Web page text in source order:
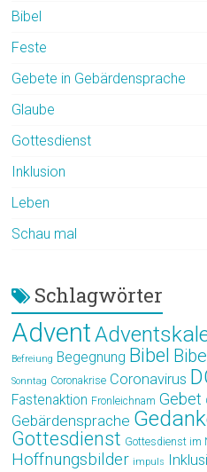
Bibel
Feste
Gebete in Gebärdensprache
Glaube
Gottesdienst
Inklusion
Leben
Schau mal
Schlagwörter
Advent
Befreiung Begegnung Bibel
Sonntag Coronakrise Coronavirus
Fastenaktion Fronleichnam Gebet
Gebärdensprache
Gottesdienst Gottesdienst im
Hoffnungsbilder impuls